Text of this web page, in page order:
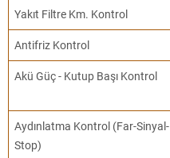
Yakıt Filtre Km. Kontrol
Antifriz Kontrol
Akü Güç - Kutup Başı Kontrol
Aydınlatma Kontrol (Far-Sinyal-
Stop)